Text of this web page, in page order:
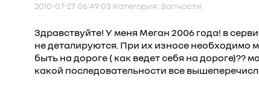
2010-07-27 06:49:03 Категория: Запчасти
Здравствуйте! У меня Меган 2006 года! в
не деталируются. При их износе необходимо
быть на дороге ( как ведет себя на дороге)??
какой последовательности все